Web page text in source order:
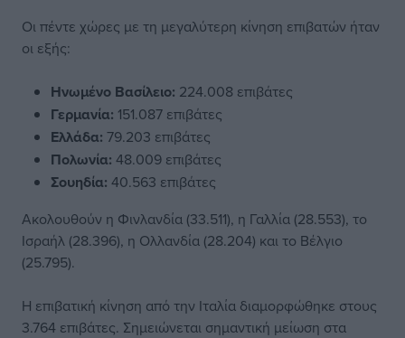
Οι πέντε χώρες με τη μεγαλύτερη κίνηση επιβατών ήταν
οι εξής:
Ηνωμένο Βασίλειο: 224.008 επιβάτες
Γερμανία: 151.087 επιβάτες
Ελλάδα: 79.203 επιβάτες
Πολωνία: 48.009 επιβάτες
Σουηδία: 40.563 επιβάτες
Ακολουθούν η Φινλανδία (33.511), η Γαλλία (28.553), το
Ισραήλ (28.396), η Ολλανδία (28.204) και το Βέλγιο
(25.795).
Η επιβατική κίνηση από την Ιταλία διαμορφώθηκε στους
3.764 επιβάτες. Σημειώνεται σημαντική μείωση στα